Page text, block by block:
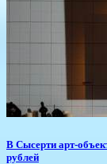
В Сысерти арт-
рублей